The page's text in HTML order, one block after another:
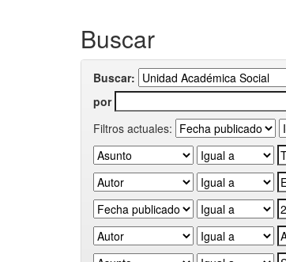
Buscar
Buscar:
por
Filtros actuales: